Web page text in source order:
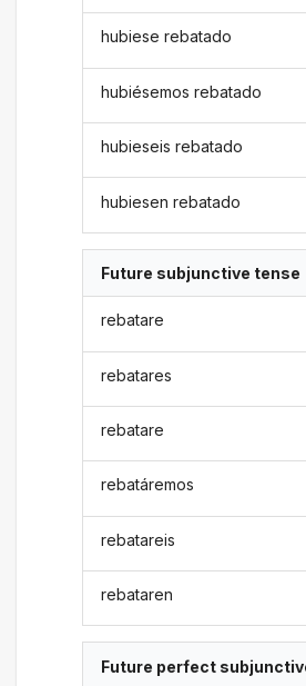
hubiese rebatado
hubiésemos rebatado
hubieseis rebatado
hubiesen rebatado
Future subjunctive tense
rebatare
rebatares
rebatare
rebatáremos
rebatareis
rebataren
Future perfect